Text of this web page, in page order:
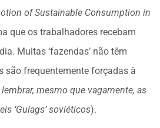
of Sustainable Consumption in
que os trabalhadores recebam
Muitas ‘fazendas’ não têm
são frequentemente forçadas à
mesmo que vagamente, as
‘Gulags’ soviéticos).